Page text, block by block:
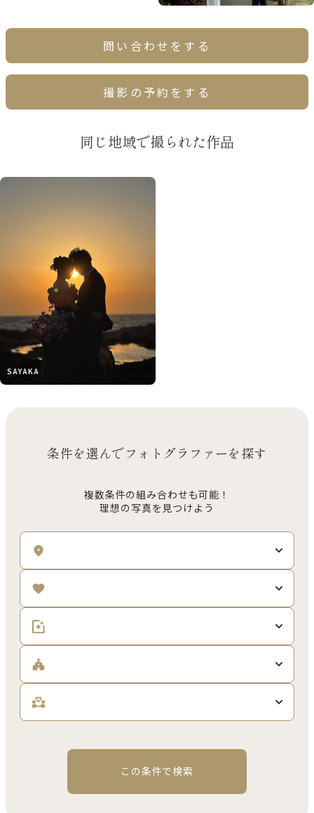
問い合わせをする
撮影の予約をする
同じ地域で撮られた作品
S A Y A K A
条件を選んでフォトグラファーを探す
複数条件の組み合わせも可能！
理想の写真を見つけよう
この条件で検索